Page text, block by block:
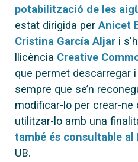
potabilització de les
estat dirigida per Anicet
Cristina García Aljar i
llicència Creative
que permet descarregar
sempre que se’n
modificar-lo per crear-ne
utilitzar-lo amb una
també és consultable al
UB.